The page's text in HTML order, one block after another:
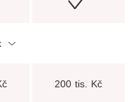
200 tis. Kč